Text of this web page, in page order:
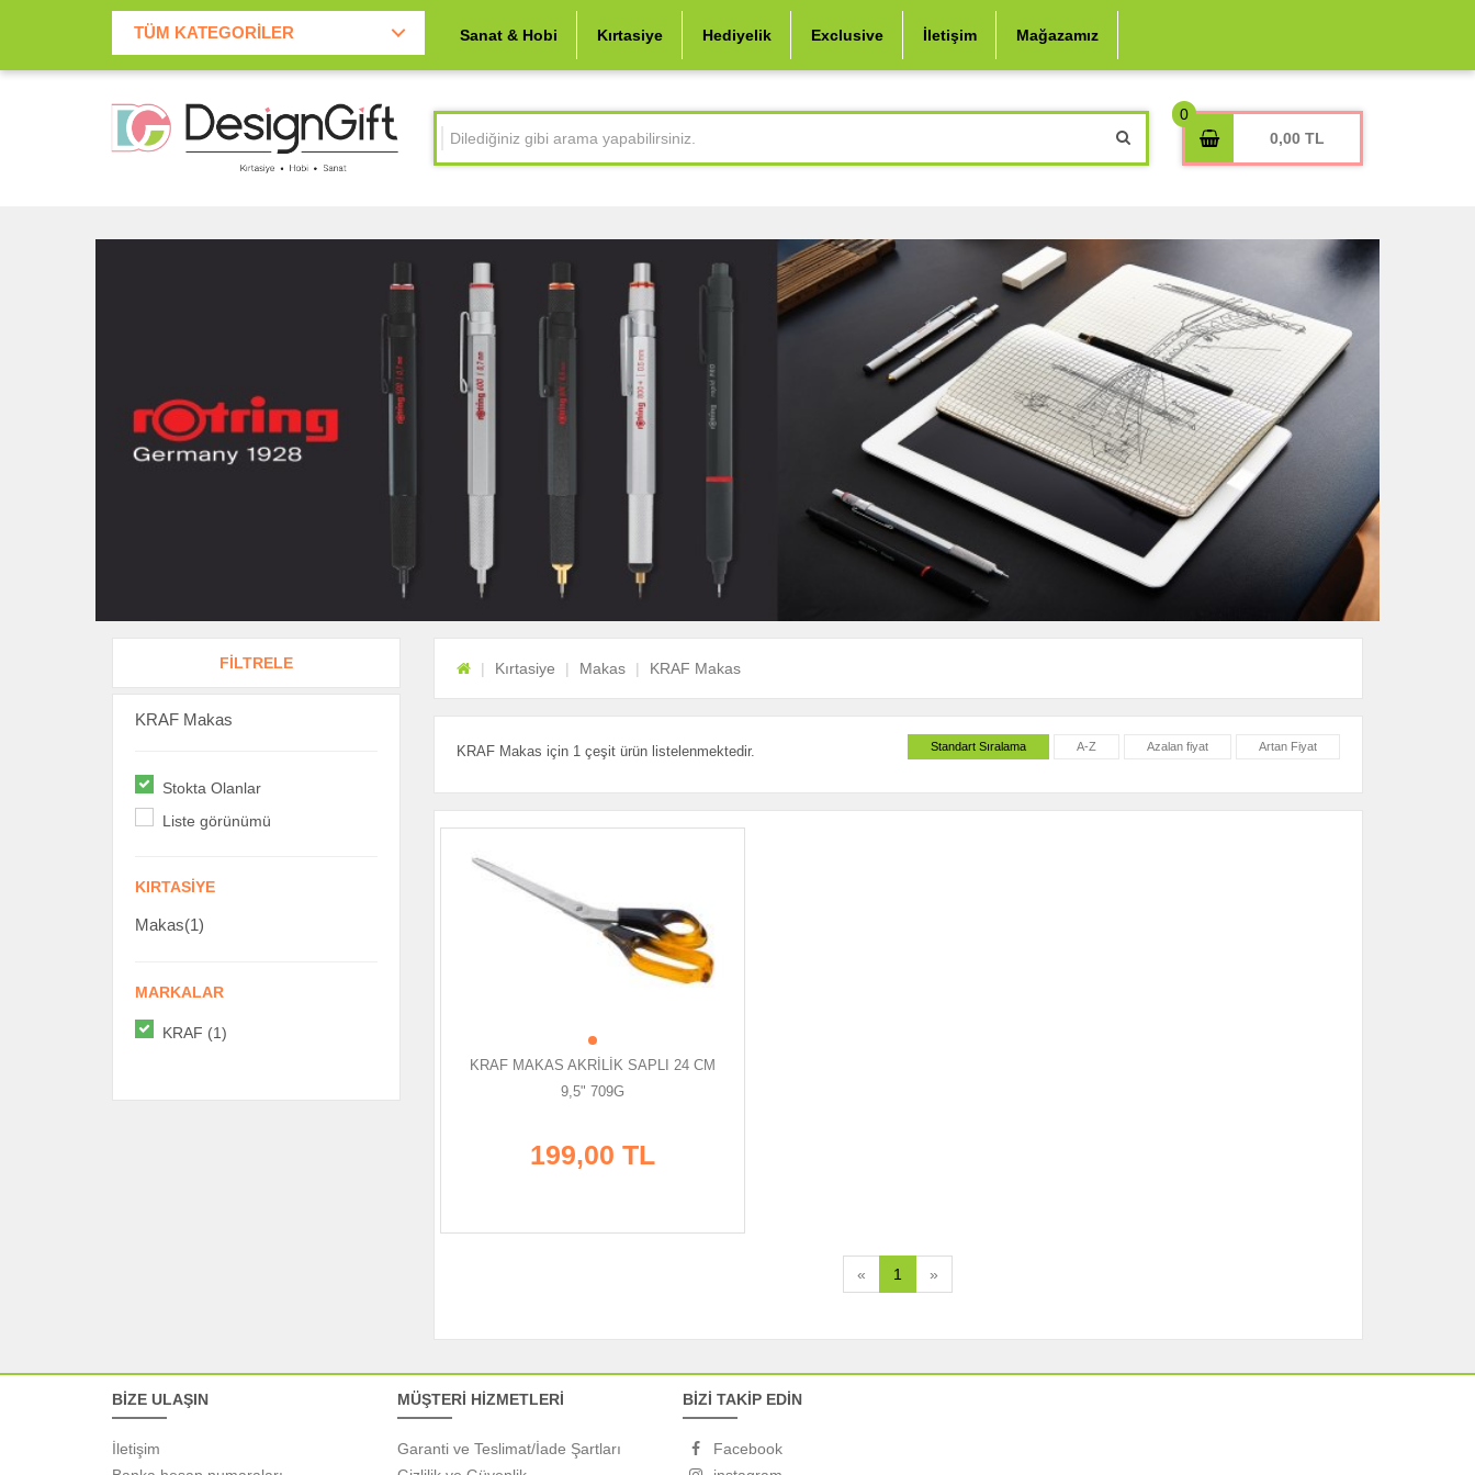
2.500 TL Üzeri Kargo ücretsiz
0,00
TÜM KATEGORİLER Sanat & Hobi Kırtasiye Hediyelik Exclusive İletişim Mağazamız
FİLTRELE
KRAF Makas
Stokta Olanlar
Liste görünümü
KIRTASIYE
Makas(1)
MARKALAR
KRAF (1)
Kırtasiye Makas KRAF Makas
KRAF Makas için 1 çeşit ürün listelenmektedir. Standart Sıralama A-Z Azalan fiyat Artan Fiyat
KRAF MAKAS AKRİLİK SAPLI 24 CM
9,5" 709G
199,00 TL
« 1 »
BİZE ULAŞIN
İletişim
MÜŞTERİ HİZMETLERİ
Garanti ve Teslimat/İade Şartları
BİZİ TAKİP EDİN
Facebook